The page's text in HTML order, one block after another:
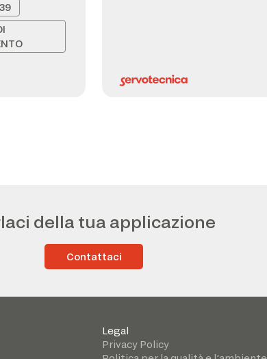
della tua applicazione
Contattaci
Legal
Privacy Policy